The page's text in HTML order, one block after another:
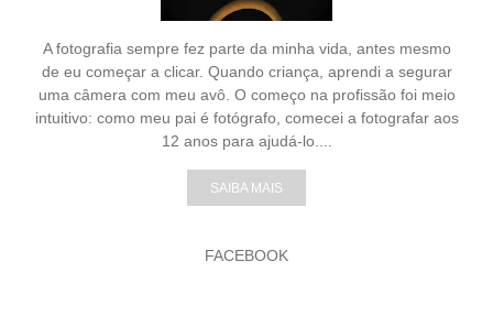
A fotografia sempre fez parte da minha vida, antes mesmo
de eu começar a clicar. Quando criança, aprendi a segurar
uma câmera com meu avô. O começo na profissão foi meio
intuitivo: como meu pai é fotógrafo, comecei a fotografar aos
12 anos para ajudá-lo....
SAIBA MAIS
FACEBOOK